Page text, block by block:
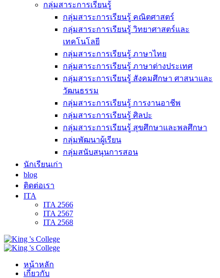
กลุ่มสาระการเรียนรู้
กลุ่มสาระการเรียนรู้ คณิตศาสตร์
กลุ่มสาระการเรียนรู้ วิทยาศาสตร์และ
เทคโนโลยี
กลุ่มสาระการเรียนรู้ ภาษาไทย
กลุ่มสาระการเรียนรู้ ภาษาต่างประเทศ
กลุ่มสาระการเรียนรู้ สังคมศึกษา ศาสนาและ
วัฒนธรรม
กลุ่มสาระการเรียนรู้ การงานอาชีพ
กลุ่มสาระการเรียนรู้ ศิลปะ
กลุ่มสาระการเรียนรู้ สุขศึกษาและพลศึกษา
กลุ่มพัฒนาผู้เรียน
กลุ่มสนับสนุนการสอน
นักเรียนเก่า
blog
ติดต่อเรา
ITA
ITA 2566
ITA 2567
ITA 2568
หน้าหลัก
เกี่ยวกับ